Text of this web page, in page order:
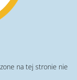
na tej stronie nie